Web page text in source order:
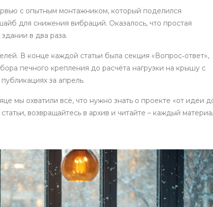
с опытным монтажником, который поделился
для снижения вибраций. Оказалось, что простая
в два раза.
В конце каждой статьи была секция «Вопрос‑ответ»,
печного крепления до расчёта нагрузки на крышу с
за апрель.
мы охватили всё, что нужно знать о проекте «от идеи
возвращайтесь в архив и читайте – каждый